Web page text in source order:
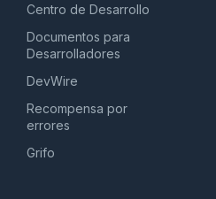
Centro de Desarrollo
Documentos para
Desarrolladores
DevWire
Recompensa por
errores
Grifo